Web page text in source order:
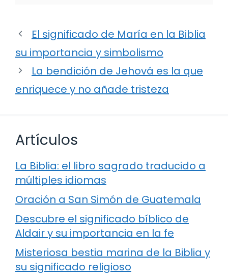
El significado de María en la Biblia
su importancia y simbolismo
La bendición de Jehová es la que
enriquece y no añade tristeza
Artículos
La Biblia: el libro sagrado traducido a
múltiples idiomas
Oración a San Simón de Guatemala
Descubre el significado bíblico de
Aldair y su importancia en la fe
Misteriosa bestia marina de la Biblia y
su significado religioso